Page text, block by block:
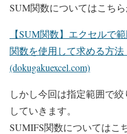
SUM関数についてはこち
【SUM関数】エクセルで
関数を使用して求める方
(dokugakuexcel.com)
しかし今回は指定範囲で
していきます。
SUMIFS関数についてはこ